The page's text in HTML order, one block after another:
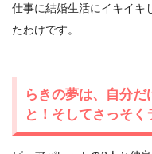
仕事に結婚生活にイキイキ
たわけです。
らきの夢は、自分
と！そしてさっそく